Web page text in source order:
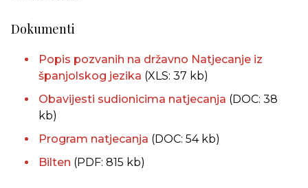
Dokumenti
Popis pozvanih na državno Natjecanje iz
španjolskog jezika (XLS: 37 kb)
Obavijesti sudionicima natjecanja (DOC: 38
kb)
Program natjecanja (DOC: 54 kb)
Bilten (PDF: 815 kb)